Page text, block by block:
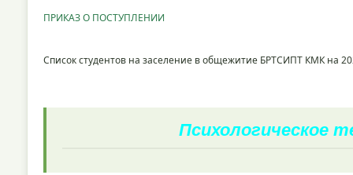
ПРИКАЗ О ПОСТУПЛЕНИИ
Список студентов на заселение в общежитие БРТСИПТ КМК на
Психологическое